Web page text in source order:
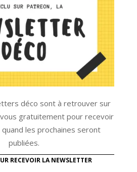
déco sont à retrouver sur
gratuitement pour recevoir
les prochaines seront
publiées.
RECEVOIR LA NEWSLETTER